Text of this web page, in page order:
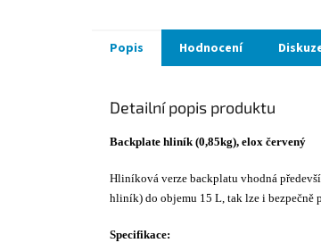
Popis Hodnocení
Detailní popis produktu
Backplate hliník (0,85kg), elox červený
Hliníková verze backplatu vhodná
hliník) do objemu 15 L, tak lze i bezpečně
Specifikace: